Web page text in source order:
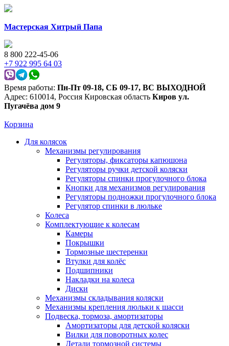
Мастерская Хитрый Папа
8 800 222-45-06
+7 922 995 64 03
Время работы: Пн-Пт 09-18, СБ 09-17, ВС ВЫХОДНОЙ
Адрес: 610014, Россия Кировская область Киров ул.
Пугачёва дом 9
Корзина
Для колясок
Механизмы регулирования
Регуляторы, фиксаторы капюшона
Регуляторы ручки детской коляски
Регуляторы спинки прогулочного блока
Кнопки для механизмов регулирования
Регуляторы подножки прогулочного блока
Регулятор спинки в люльке
Колеса
Комплектующие к колесам
Камеры
Покрышки
Тормозные шестеренки
Втулки для колёс
Подшипники
Накладки на колеса
Диски
Механизмы складывания коляски
Механизмы крепления люльки к шасси
Подвеска, тормоза, амортизаторы
Амортизаторы для детской коляски
Вилки для поворотных колес
Детали тормозной системы